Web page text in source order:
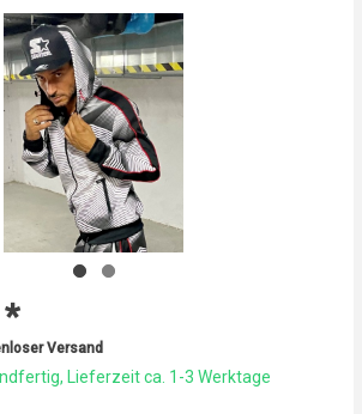
Versand
Lieferzeit ca. 1-3 Werktage